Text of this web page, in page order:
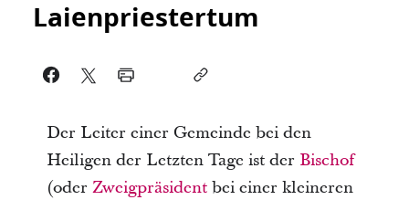
Laienpriestertum
Der Leiter einer Gemeinde bei den
Heiligen der Letzten Tage ist der Bischof
(oder Zweigpräsidentbei einer kleineren